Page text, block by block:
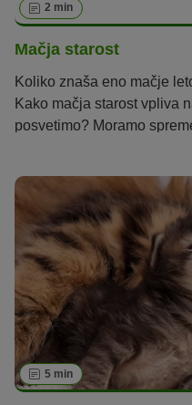
2 min
Mačja starost
Koliko znaša eno mačje
Kako mačja starost vpliva
posvetimo? Moramo
5 min